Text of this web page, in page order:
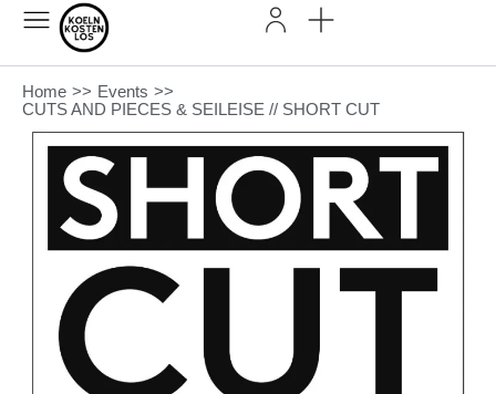
Home >> Events >>
CUTS AND PIECES & SEILEISE // SHORT CUT